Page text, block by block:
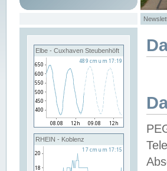
Elbe - Cuxhaven Steubenhöft
RHEIN - Koblenz